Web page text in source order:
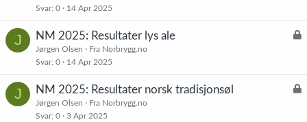
Svar 0 14 Apr 2025
J
L
NM 2025: Resultater lys ale
Jørgen Olsen
Fra Norbrygg.no
Svar 0 14 Apr 2025
J
L
NM 2025: Resultater norsk tradisjonsøl
Jørgen Olsen
Fra Norbrygg.no
Svar 0 3 Apr 2025